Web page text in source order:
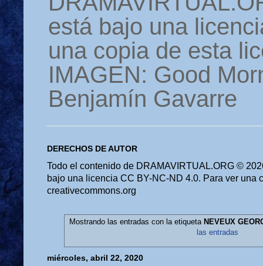
está bajo una
una copia de esta
IMAGEN: Good
Benjamín Gavarre
DERECHOS DE AUTOR
Todo el contenido de DRAMAVIRTUAL.ORG ©
bajo una licencia CC BY-NC-ND 4.0. Para ver una
creativecommons.org
Mostrando las entradas con la etiqueta NEVEUX
las entradas
miércoles, abril 22, 2020